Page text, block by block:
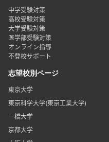
中学受験対策
高校受験対策
大学受験対策
医学部受験対策
オンライン指導
不登校サポート
志望校別ページ
東京大学
東京科学大学(東京工業大学)
一橋大学
京都大学